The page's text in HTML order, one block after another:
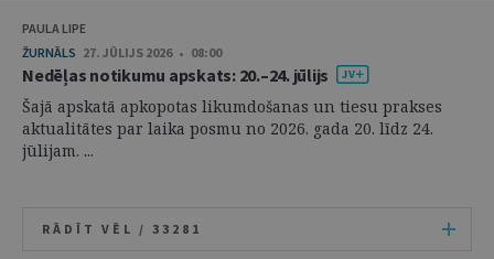
PAULA LIPE
ŽURNĀLS 27. JŪLIJS 2026 • 08:00
Nedēļas notikumu apskats: 20.–24. jūlijs
Šajā apskatā apkopotas likumdošanas un tiesu prakses
aktualitātes par laika posmu no 2026. gada 20. līdz 24.
jūlijam. ...
RĀDĪT VĒL / 33281